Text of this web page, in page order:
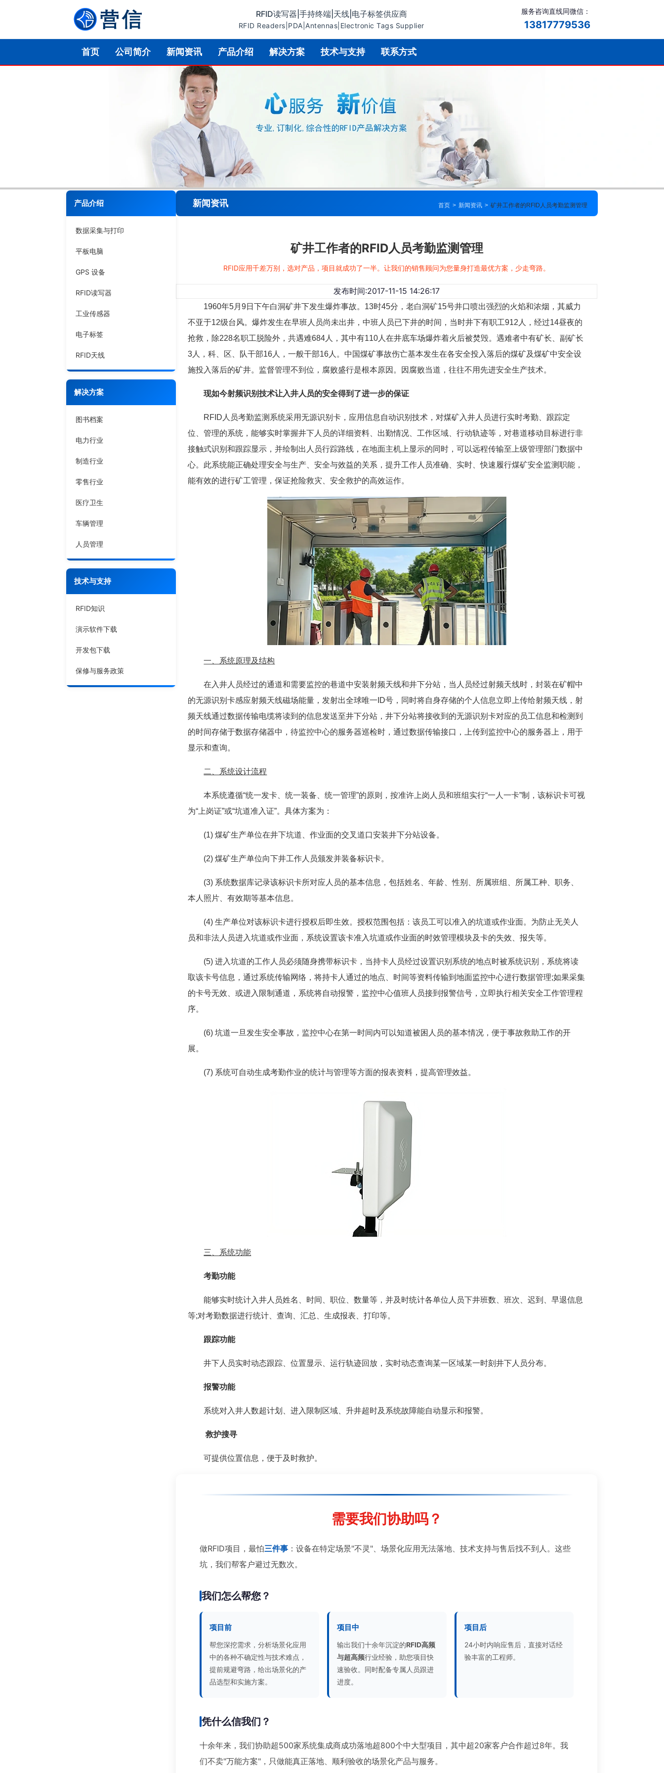
RFID读写器|手持终端|天线|电子标签供应商
RFID Readers|PDA|Antennas|Electronic Tags Supplier
服务咨询直线同微信：
13817779536
首页 公司简介 新闻资讯 产品介绍 解决方案 技术与支持 联系方式
产品介绍
数据采集与打印
平板电脑
GPS 设备
RFID读写器
工业传感器
电子标签
RFID天线
解决方案
图书档案
电力行业
制造行业
零售行业
医疗卫生
车辆管理
人员管理
技术与支持
RFID知识
演示软件下载
开发包下载
保修与服务政策
新闻资讯 首页 > 新闻资讯 > 矿井工作者的RFID人员考勤监测管理
矿井工作者的RFID人员考勤监测管理
RFID应用千差万别，选对产品，项目就成功了一半。让我们的销售顾问为您量身打造最优方案，少走弯路。
发布时间:2017-11-15 14:26:17
1960年5月9日下午白洞矿井下发生爆炸事故。13时45分，老白洞矿15号井口喷出强烈的火焰和浓烟，其威力
不亚于12级台风。爆炸发生在早班人员尚未出井，中班人员已下井的时间，当时井下有职工912人，经过14昼夜的
抢救，除228名职工脱险外，共遇难684人，其中有110人在井底车场爆炸着火后被焚毁。遇难者中有矿长、副矿长
3人，科、区、队干部16人，一般干部16人。中国煤矿事故伤亡基本发生在各安全投入落后的煤矿及煤矿中安全设
施投入落后的矿井。监督管理不到位，腐败盛行是根本原因。因腐败当道，往往不用先进安全生产技术。
现如今射频识别技术让入井人员的安全得到了进一步的保证
RFID人员考勤监测系统采用无源识别卡，应用信息自动识别技术，对煤矿入井人员进行实时考勤、跟踪定
位、管理的系统，能够实时掌握井下人员的详细资料、出勤情况、工作区域、行动轨迹等，对巷道移动目标进行非
接触式识别和跟踪显示，并绘制出人员行踪路线，在地面主机上显示的同时，可以远程传输至上级管理部门数据中
心。此系统能正确处理安全与生产、安全与效益的关系，提升工作人员准确、实时、快速履行煤矿安全监测职能，
能有效的进行矿工管理，保证抢险救灾、安全救护的高效运作。
一、系统原理及结构
在入井人员经过的通道和需要监控的巷道中安装射频天线和井下分站，当人员经过射频天线时，封装在矿帽中
的无源识别卡感应射频天线磁场能量，发射出全球唯一ID号，同时将自身存储的个人信息立即上传给射频天线，射
频天线通过数据传输电缆将读到的信息发送至井下分站，井下分站将接收到的无源识别卡对应的员工信息和检测到
的时间存储于数据存储器中，待监控中心的服务器巡检时，通过数据传输接口，上传到监控中心的服务器上，用于
显示和查询。
二、系统设计流程
本系统遵循“统一发卡、统一装备、统一管理”的原则，按准许上岗人员和班组实行“一人一卡”制，该标识卡可视
为“上岗证”或“坑道准入证”。具体方案为：
(1) 煤矿生产单位在井下坑道、作业面的交叉道口安装井下分站设备。
(2) 煤矿生产单位向下井工作人员颁发并装备标识卡。
(3) 系统数据库记录该标识卡所对应人员的基本信息，包括姓名、年龄、性别、所属班组、所属工种、职务、
本人照片、有效期等基本信息。
(4) 生产单位对该标识卡进行授权后即生效。授权范围包括：该员工可以准入的坑道或作业面。为防止无关人
员和非法人员进入坑道或作业面，系统设置该卡准入坑道或作业面的时效管理模块及卡的失效、报失等。
(5) 进入坑道的工作人员必须随身携带标识卡，当持卡人员经过设置识别系统的地点时被系统识别，系统将读
取该卡号信息，通过系统传输网络，将持卡人通过的地点、时间等资料传输到地面监控中心进行数据管理;如果采集
的卡号无效、或进入限制通道，系统将自动报警，监控中心值班人员接到报警信号，立即执行相关安全工作管理程
序。
(6) 坑道一旦发生安全事故，监控中心在第一时间内可以知道被困人员的基本情况，便于事故救助工作的开
展。
(7) 系统可自动生成考勤作业的统计与管理等方面的报表资料，提高管理效益。
三、系统功能
考勤功能
能够实时统计入井人员姓名、时间、职位、数量等，并及时统计各单位人员下井班数、班次、迟到、早退信息
等;对考勤数据进行统计、查询、汇总、生成报表、打印等。
跟踪功能
井下人员实时动态跟踪、位置显示、运行轨迹回放，实时动态查询某一区域某一时刻井下人员分布。
报警功能
系统对入井人数超计划、进入限制区域、升井超时及系统故障能自动显示和报警。
救护搜寻
可提供位置信息，便于及时救护。
需要我们协助吗？
做RFID项目，最怕三件事 ：设备在特定场景"不灵"、场景化应用无法落地、技术支持与售后找不到人。这些
坑，我们帮客户避过无数次。
我们怎么帮您？
项目前
帮您深挖需求，分析场景化应用
中的各种不确定性与技术难点，
提前规避弯路，给出场景化的产
品选型和实施方案。
项目中
输出我们十余年沉淀的RFID高频
与超高频行业经验，助您项目快
速验收。同时配备专属人员跟进
进度。
项目后
24小时内响应售后，直接对话经
验丰富的工程师。
凭什么信我们？
十余年来，我们协助超500家系统集成商成功落地超800个中大型项目，其中超20家客户合作超过8年。我
们不卖"万能方案"，只做能真正落地、顺利验收的场景化产品与服务。